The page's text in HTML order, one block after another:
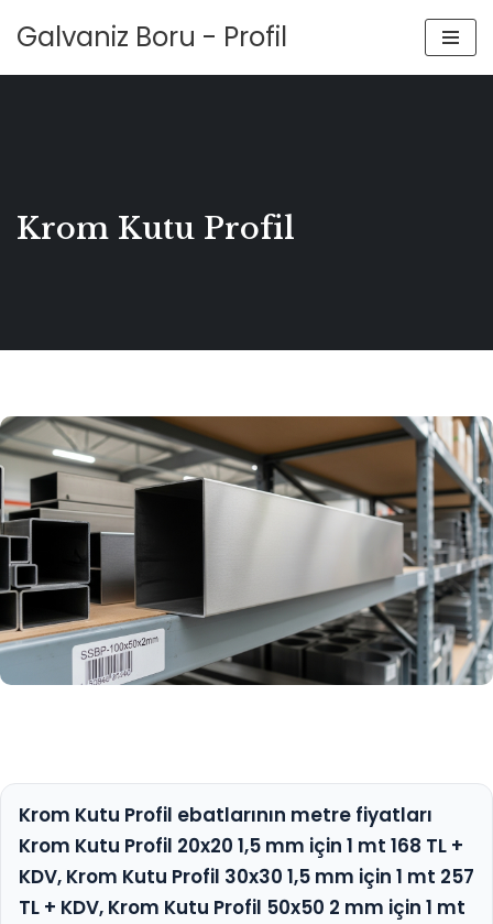
Galvaniz Boru - Profil
Krom Kutu Profil
Krom Kutu Profil ebatlarının metre fiyatları
Krom Kutu Profil 20x20 1,5 mm için 1 mt 168 TL +
KDV, Krom Kutu Profil 30x30 1,5 mm için 1 mt 257
TL + KDV, Krom Kutu Profil 50x50 2 mm için 1 mt